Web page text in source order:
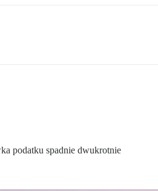
podatku spadnie dwukrotnie